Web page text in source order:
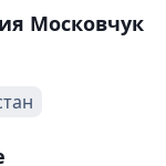
Московчук